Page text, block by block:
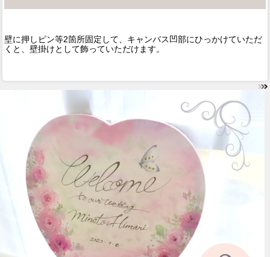
壁に押しピン等2箇所固定して、キャンバス凹部にひっかけていただ
くと、壁掛けとして飾っていただけます。